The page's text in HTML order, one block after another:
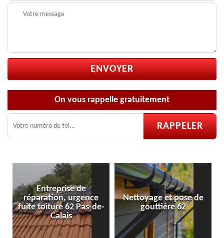
On vous rappelle gratuitement
Entreprise de
urgence
62 Pas-de-
Calais
Nettoyage et pose de
gouttière 62
Pose et